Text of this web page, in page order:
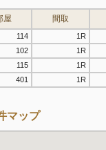
屋 間取
114
1R
102
1R
115
1R
401
1R
マップ